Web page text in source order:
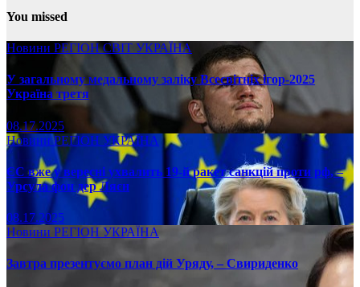
You missed
Новини РЕГІОНСВІТ УКРАЇНА
У загальному медальному заліку Всесвітніх ігор-2025
Україна третя
08.17.2025
НовиниРЕГІОН УКРАЇНА
ЄС вже у вересні ухвалить 19-й ракет санкцій проти рф, –
Урсула фон дер Ляєн
08.17.2025
Новини РЕГІОН УКРАЇНА
Завтра презентуємо план дій Уряду, – Свириденко